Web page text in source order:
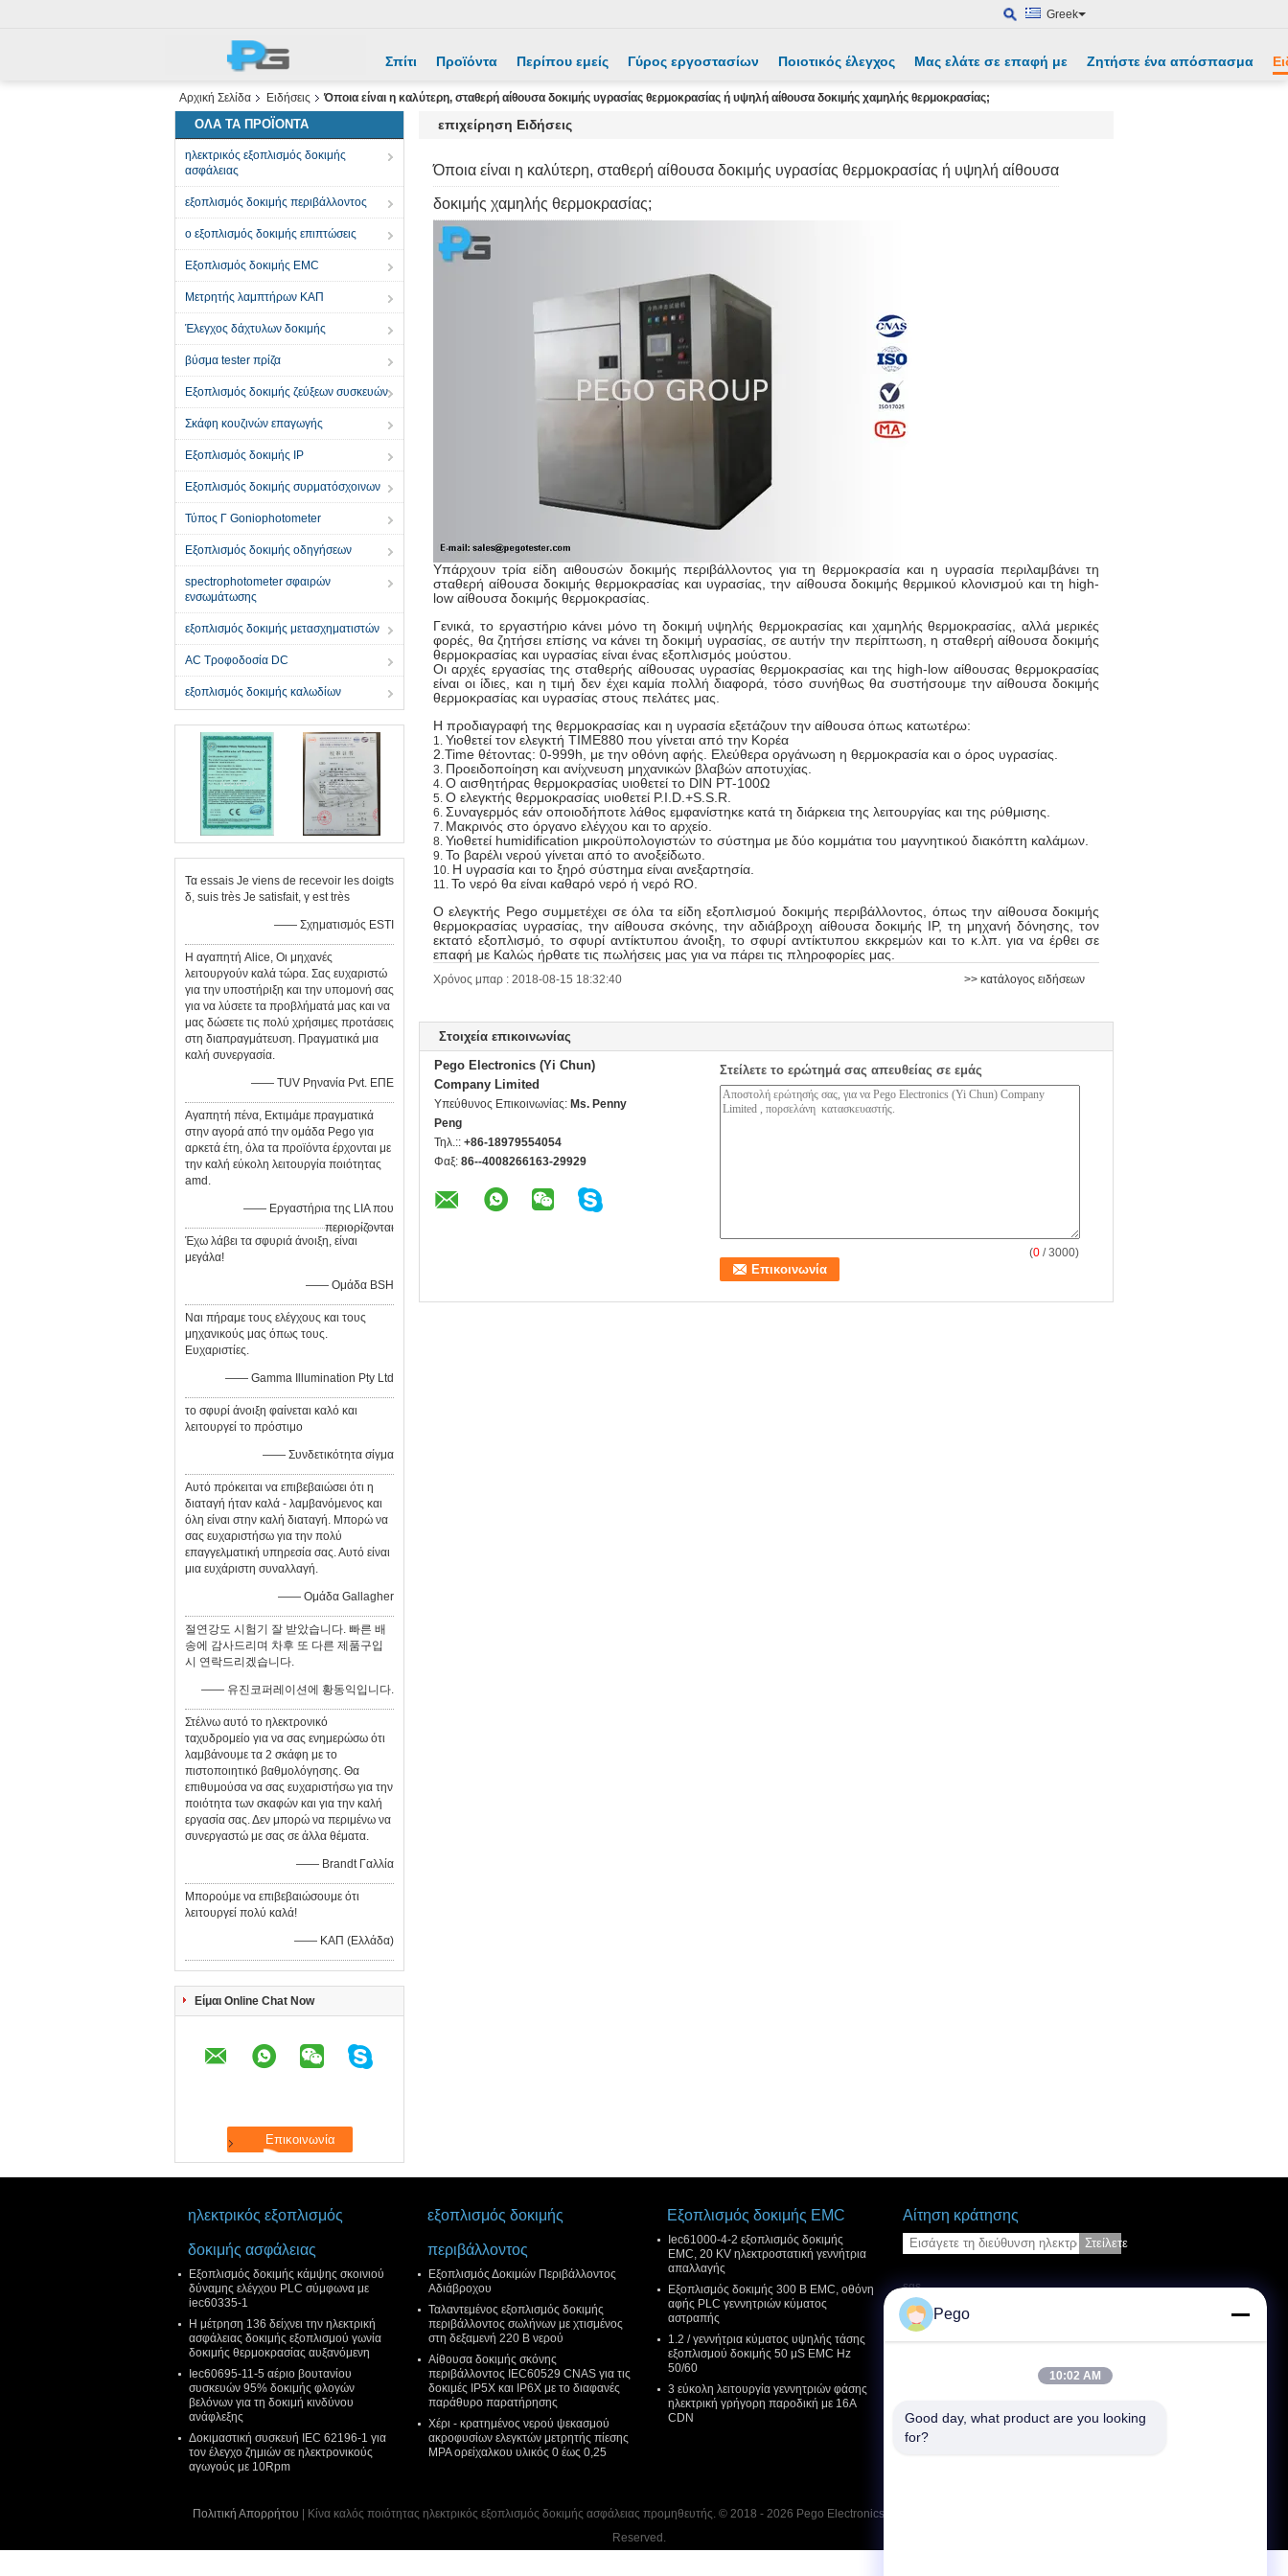
Greek
Σπίτι Προϊόντα Περίπου εμείς Γύρος εργοστασίων Ποιοτικός έλεγχος Μας ελάτε σε επαφή με Ζητήστε ένα απόσπασμα
Αρχική Σελίδα Ειδήσεις Όποια είναι η καλύτερη, σταθερή αίθουσα δοκιμής υγρασίας θερμοκρασίας ή υψηλή αίθουσα δοκιμής χαμηλής θερμοκρασίας;
ΌΛΑ ΤΑ ΠΡΟΪΌΝΤΑ
ηλεκτρικός εξοπλισμός δοκιμής
ασφάλειας
εξοπλισμός δοκιμής περιβάλλοντος
ο εξοπλισμός δοκιμής επιπτώσεις
Εξοπλισμός δοκιμής EMC
Μετρητής λαμπτήρων ΚΑΠ
Έλεγχος δάχτυλων δοκιμής
βύσμα tester πρίζα
Εξοπλισμός δοκιμής ζεύξεων συσκευών
Σκάφη κουζινών επαγωγής
Εξοπλισμός δοκιμής IP
Εξοπλισμός δοκιμής συρματόσχοινων
Τύπος Γ Goniophotometer
Εξοπλισμός δοκιμής οδηγήσεων
spectrophotometer σφαιρών
ενσωμάτωσης
εξοπλισμός δοκιμής μετασχηματιστών
AC Τροφοδοσία DC
εξοπλισμός δοκιμής καλωδίων
Τα essais Je viens de recevoir les doigts
δ, suis très Je satisfait, γ est très
—— Σχηματισμός ESTI
Η αγαπητή Alice, Οι μηχανές
λειτουργούν καλά τώρα. Σας ευχαριστώ
για την υποστήριξη και την υπομονή σας
για να λύσετε τα προβλήματά μας και να
μας δώσετε τις πολύ χρήσιμες προτάσεις
στη διαπραγμάτευση. Πραγματικά μια
καλή συνεργασία.
—— TUV Ρηνανία Pvt. ΕΠΕ
Αγαπητή πένα, Εκτιμάμε πραγματικά
στην αγορά από την ομάδα Pego για
αρκετά έτη, όλα τα προϊόντα έρχονται με
την καλή εύκολη λειτουργία ποιότητας
amd.
—— Εργαστήρια της LIA που
περιορίζονται
Έχω λάβει τα σφυριά άνοιξη, είναι
μεγάλα!
—— Ομάδα BSH
Ναι πήραμε τους ελέγχους και τους
μηχανικούς μας όπως τους.
Ευχαριστίες.
—— Gamma Illumination Pty Ltd
το σφυρί άνοιξη φαίνεται καλό και
λειτουργεί το πρόστιμο
—— Συνδετικότητα σίγμα
Αυτό πρόκειται να επιβεβαιώσει ότι η
διαταγή ήταν καλά - λαμβανόμενος και
όλη είναι στην καλή διαταγή. Μπορώ να
σας ευχαριστήσω για την πολύ
επαγγελματική υπηρεσία σας. Αυτό είναι
μια ευχάριστη συναλλαγή.
—— Ομάδα Gallagher
절연강도 시험기 잘 받았습니다. 빠른 배
송에 감사드리며 차후 또 다른 제품구입
시 연락드리겠습니다.
—— 유진코퍼레이션에 황동익입니다.
Στέλνω αυτό το ηλεκτρονικό
ταχυδρομείο για να σας ενημερώσω ότι
λαμβάνουμε τα 2 σκάφη με το
πιστοποιητικό βαθμολόγησης. Θα
επιθυμούσα να σας ευχαριστήσω για την
ποιότητα των σκαφών και για την καλή
εργασία σας. Δεν μπορώ να περιμένω να
συνεργαστώ με σας σε άλλα θέματα.
—— Brandt Γαλλία
Μπορούμε να επιβεβαιώσουμε ότι
λειτουργεί πολύ καλά!
—— ΚΑΠ (Ελλάδα)
Είμαι Online Chat Now
επιχείρηση Ειδήσεις
Όποια είναι η καλύτερη, σταθερή αίθουσα δοκιμής υγρασίας θερμοκρασίας ή υψηλή αίθουσα
δοκιμής χαμηλής θερμοκρασίας;
Υπάρχουν τρία είδη αιθουσών δοκιμής περιβάλλοντος για τη θερμοκρασία και η υγρασία περιλαμβάνει τη
σταθερή αίθουσα δοκιμής θερμοκρασίας και υγρασίας, την αίθουσα δοκιμής θερμικού κλονισμού και τη high-
low αίθουσα δοκιμής θερμοκρασίας.
Γενικά, το εργαστήριο κάνει μόνο τη δοκιμή υψηλής θερμοκρασίας και χαμηλής θερμοκρασίας, αλλά μερικές
φορές, θα ζητήσει επίσης να κάνει τη δοκιμή υγρασίας, σε αυτήν την περίπτωση, η σταθερή αίθουσα δοκιμής
θερμοκρασίας και υγρασίας είναι ένας εξοπλισμός μούστου.
Οι αρχές εργασίας της σταθερής αίθουσας υγρασίας θερμοκρασίας και της high-low αίθουσας θερμοκρασίας
είναι οι ίδιες, και η τιμή δεν έχει καμία πολλή διαφορά, τόσο συνήθως θα συστήσουμε την αίθουσα δοκιμής
θερμοκρασίας και υγρασίας στους πελάτες μας.
Η προδιαγραφή της θερμοκρασίας και η υγρασία εξετάζουν την αίθουσα όπως κατωτέρω:
1. Υιοθετεί τον ελεγκτή TIME880 που γίνεται από την Κορέα
2.Time θέτοντας: 0-999h, με την οθόνη αφής. Ελεύθερα οργάνωση η θερμοκρασία και ο όρος υγρασίας.
3. Προειδοποίηση και ανίχνευση μηχανικών βλαβών αποτυχίας.
4. Ο αισθητήρας θερμοκρασίας υιοθετεί το DIN PT-100Ω
5. Ο ελεγκτής θερμοκρασίας υιοθετεί P.I.D.+S.S.R.
6. Συναγερμός εάν οποιοδήποτε λάθος εμφανίστηκε κατά τη διάρκεια της λειτουργίας και της ρύθμισης.
7. Μακρινός στο όργανο ελέγχου και το αρχείο.
8. Υιοθετεί humidification μικροϋπολογιστών το σύστημα με δύο κομμάτια του μαγνητικού διακόπτη καλάμων.
9. Το βαρέλι νερού γίνεται από το ανοξείδωτο.
10. Η υγρασία και το ξηρό σύστημα είναι ανεξαρτησία.
11. Το νερό θα είναι καθαρό νερό ή νερό RO.
Ο ελεγκτής Pego συμμετέχει σε όλα τα είδη εξοπλισμού δοκιμής περιβάλλοντος, όπως την αίθουσα δοκιμής
θερμοκρασίας υγρασίας, την αίθουσα σκόνης, την αδιάβροχη αίθουσα δοκιμής IP, τη μηχανή δόνησης, τον
εκτατό εξοπλισμό, το σφυρί αντίκτυπου άνοιξη, το σφυρί αντίκτυπου εκκρεμών και το κ.λπ. για να έρθει σε
επαφή με Καλώς ήρθατε τις πωλήσεις μας για να πάρει τις πληροφορίες μας.
Χρόνος μπαρ : 2018-08-15 18:32:40 >> κατάλογος ειδήσεων
Στοιχεία επικοινωνίας
Pego Electronics (Yi Chun)
Company Limited
Υπεύθυνος Επικοινωνίας: Ms. Penny
Peng
Τηλ.:: +86-18979554054
Φαξ: 86--4008266163-29929
Στείλετε το ερώτημά σας απευθείας σε εμάς
(0 / 3000)
ηλεκτρικός εξοπλισμός
δοκιμής ασφάλειας
Εξοπλισμός δοκιμής κάμψης σκοινιού
δύναμης ελέγχου PLC σύμφωνα με
iec60335-1
Η μέτρηση 136 δείχνει την ηλεκτρική
ασφάλειας δοκιμής εξοπλισμού γωνία
δοκιμής θερμοκρασίας αυξανόμενη
Iec60695-11-5 αέριο βουτανίου
συσκευών 95% δοκιμής φλογών
βελόνων για τη δοκιμή κινδύνου
ανάφλεξης
Δοκιμαστική συσκευή IEC 62196-1 για
τον έλεγχο ζημιών σε ηλεκτρονικούς
αγωγούς με 10Rpm
εξοπλισμός δοκιμής
περιβάλλοντος
Εξοπλισμός Δοκιμών Περιβάλλοντος
Αδιάβροχου
Ταλαντεμένος εξοπλισμός δοκιμής
περιβάλλοντος σωλήνων με χτισμένος
στη δεξαμενή 220 Β νερού
Αίθουσα δοκιμής σκόνης
περιβάλλοντος IEC60529 CNAS για τις
δοκιμές IP5X και IP6X με το διαφανές
παράθυρο παρατήρησης
Χέρι - κρατημένος νερού ψεκασμού
ακροφυσίων ελεγκτών μετρητής πίεσης
MPA ορείχαλκου υλικός 0 έως 0,25
Εξοπλισμός δοκιμής EMC
Iec61000-4-2 εξοπλισμός δοκιμής
EMC, 20 KV ηλεκτροστατική γεννήτρια
απαλλαγής
Εξοπλισμός δοκιμής 300 Β EMC, οθόνη
αφής PLC γεννητριών κύματος
αστραπής
1.2 / γεννήτρια κύματος υψηλής τάσης
εξοπλισμού δοκιμής 50 μS EMC Hz
50/60
3 εύκολη λειτουργία γεννητριών φάσης
ηλεκτρική γρήγορη παροδική με 16A
CDN
Αίτηση κράτησης
Στείλετε
sgs
E-Mail|Sitemap
Πολιτική Απορρήτου | Κίνα καλός ποιότητας ηλεκτρικός εξοπλισμός δοκιμής ασφάλειας προμηθευτής. © 2018 - 2026 Pego Electronics (Yi Chun) Company Limited. All Rights
Reserved.
Pego
10:02 AM
Good day, what product are you looking
for?